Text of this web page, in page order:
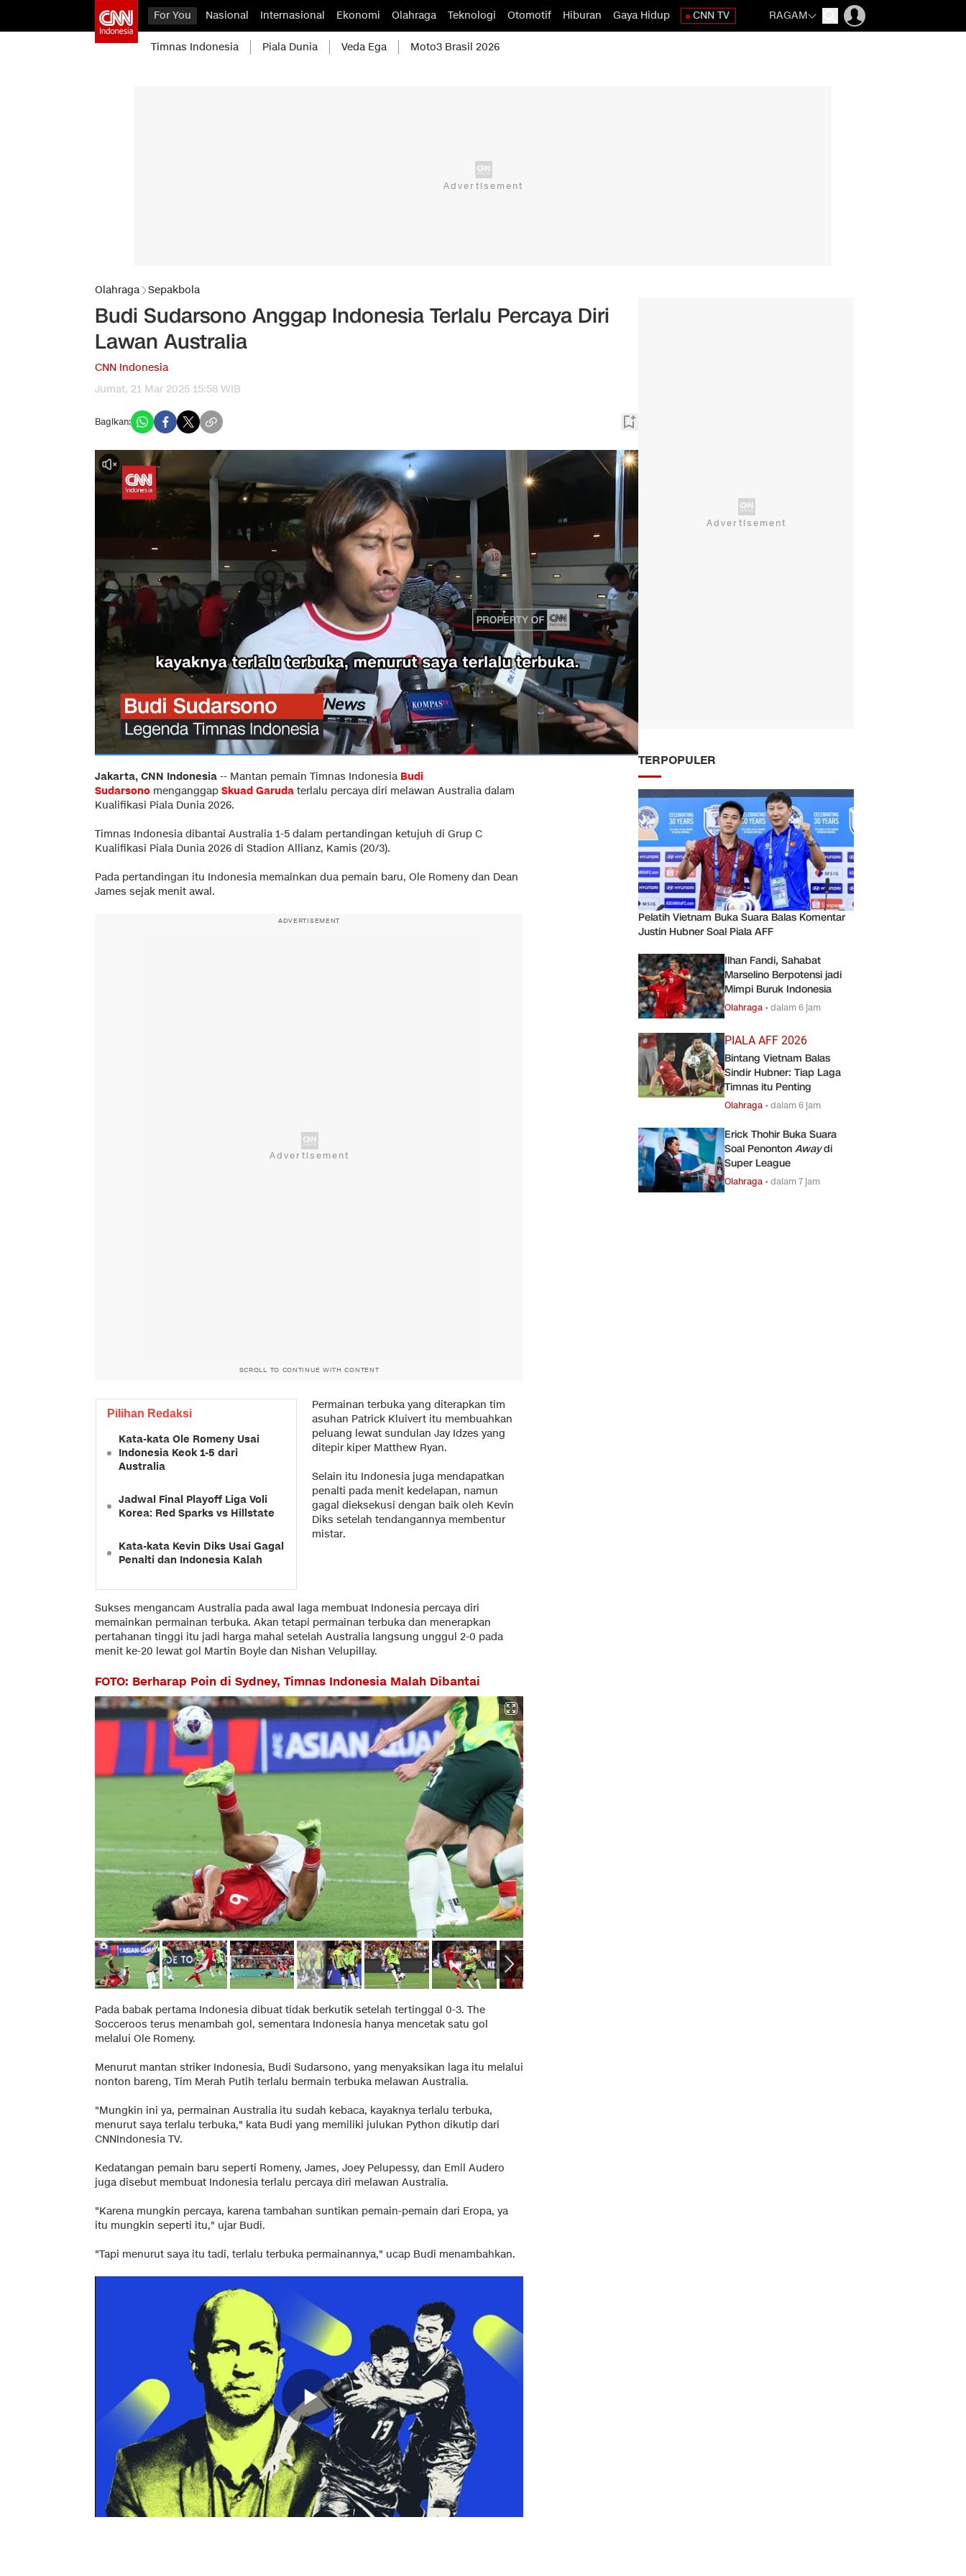
For You Nasional Internasional Ekonomi Olahraga Teknologi Otomotif Hiburan Gaya Hidup CNN TV RAGAM
Timnas Indonesia Piala Dunia Veda Ega Moto3 Brasil 2026
Olahraga Sepakbola
Budi Sudarsono Anggap Indonesia Terlalu Percaya Diri
Lawan Australia
CNN Indonesia
Jumat, 21 Mar 2025 15:58 WIB
Bagikan:
Jakarta, CNN Indonesia -- Mantan pemain Timnas Indonesia Budi
Sudarsono menganggap Skuad Garuda terlalu percaya diri melawan Australia dalam
Kualifikasi Piala Dunia 2026.
Timnas Indonesia dibantai Australia 1-5 dalam pertandingan ketujuh di Grup C
Kualifikasi Piala Dunia 2026 di Stadion Allianz, Kamis (20/3).
Pada pertandingan itu Indonesia memainkan dua pemain baru, Ole Romeny dan Dean
James sejak menit awal.
ADVERTISEMENT
SCROLL TO CONTINUE WITH CONTENT
Pilihan Redaksi
Kata-kata Ole Romeny Usai
Indonesia Keok 1-5 dari
Australia
Jadwal Final Playoff Liga Voli
Korea: Red Sparks vs Hillstate
Kata-kata Kevin Diks Usai Gagal
Penalti dan Indonesia Kalah
Permainan terbuka yang diterapkan tim
asuhan Patrick Kluivert itu membuahkan
peluang lewat sundulan Jay Idzes yang
ditepir kiper Matthew Ryan.
Selain itu Indonesia juga mendapatkan
penalti pada menit kedelapan, namun
gagal dieksekusi dengan baik oleh Kevin
Diks setelah tendangannya membentur
mistar.
Sukses mengancam Australia pada awal laga membuat Indonesia percaya diri
memainkan permainan terbuka. Akan tetapi permainan terbuka dan menerapkan
pertahanan tinggi itu jadi harga mahal setelah Australia langsung unggul 2-0 pada
menit ke-20 lewat gol Martin Boyle dan Nishan Velupillay.
FOTO: Berharap Poin di Sydney, Timnas Indonesia Malah Dibantai
Pada babak pertama Indonesia dibuat tidak berkutik setelah tertinggal 0-3. The
Socceroos terus menambah gol, sementara Indonesia hanya mencetak satu gol
melalui Ole Romeny.
Menurut mantan striker Indonesia, Budi Sudarsono, yang menyaksikan laga itu melalui
nonton bareng, Tim Merah Putih terlalu bermain terbuka melawan Australia.
"Mungkin ini ya, permainan Australia itu sudah kebaca, kayaknya terlalu terbuka,
menurut saya terlalu terbuka," kata Budi yang memiliki julukan Python dikutip dari
CNNIndonesia TV.
Kedatangan pemain baru seperti Romeny, James, Joey Pelupessy, dan Emil Audero
juga disebut membuat Indonesia terlalu percaya diri melawan Australia.
"Karena mungkin percaya, karena tambahan suntikan pemain-pemain dari Eropa, ya
itu mungkin seperti itu," ujar Budi.
"Tapi menurut saya itu tadi, terlalu terbuka permainannya," ucap Budi menambahkan.
TERPOPULER
Pelatih Vietnam Buka Suara Balas Komentar
Justin Hubner Soal Piala AFF
Ilhan Fandi, Sahabat
Marselino Berpotensi jadi
Mimpi Buruk Indonesia
Olahraga •dalam 6 jam
PIALA AFF 2026
Bintang Vietnam Balas
Sindir Hubner: Tiap Laga
Timnas itu Penting
Olahraga •dalam 6 jam
Erick Thohir Buka Suara
Soal Penonton Awaydi
Super League
Olahraga •dalam 7 jam